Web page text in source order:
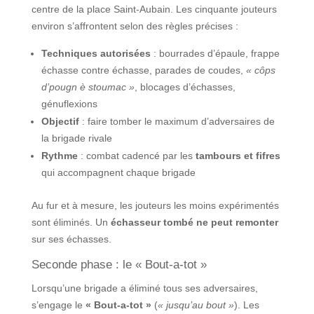
centre de la place Saint-Aubain. Les cinquante jouteurs
environ s’affrontent selon des règles précises :
Techniques autorisées : bourrades d’épaule, frappe
échasse contre échasse, parades de coudes, « côps
d’pougn è stoumac » , blocages d’échasses,
génuflexions
Objectif: faire tomber le maximum d’adversaires de
la brigade rivale
Rythme: combat cadencé par les tambours et fifres
qui accompagnent chaque brigade
Au fur et à mesure, les jouteurs les moins expérimentés
sont éliminés. Un échasseur tombé ne peut remonter
sur ses échasses.
Seconde phase : le « Bout-a-tot »
Lorsqu’une brigade a éliminé tous ses adversaires,
s’engage le « Bout-a-tot » (« jusqu’au bout »). Les